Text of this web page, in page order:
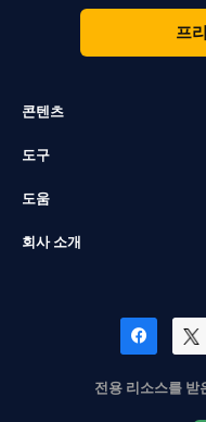
프
콘텐츠
도구
도움
회사 소개
전용 리소스를 받